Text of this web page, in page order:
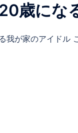
歳にな
我が家のアイドル